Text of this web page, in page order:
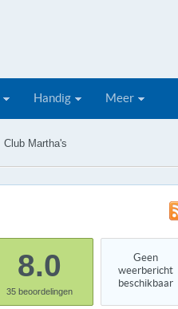
Handig Meer
Club Martha's
8.0
35beoordelingen
Geen
weerbericht
beschikbaar